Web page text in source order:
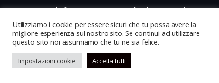
Copyright © 2021, MagneticDays. All Rights Reserved
Utilizziamo i cookie per essere sicuri che tu possa avere la
migliore esperienza sul nostro sito. Se continui ad utilizzare
questo sito noi assumiamo che tu ne sia felice.
Impostazioni cookie Accetta tutti